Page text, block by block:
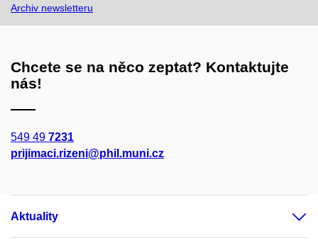
Archiv newsletteru
Chcete se na něco zeptat? Kontaktujte
nás!
549 49 7231
prijimaci.rizeni@phil.muni.cz
Aktuality